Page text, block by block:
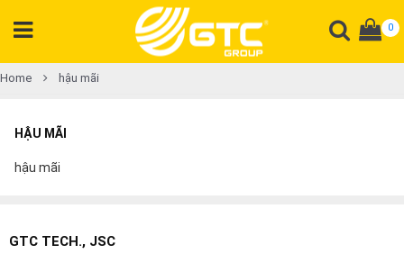
0
Home hậu mãi
HẬU MÃI
hậu mãi
GTC TECH., JSC
CATEGORY
Tổng
nghe